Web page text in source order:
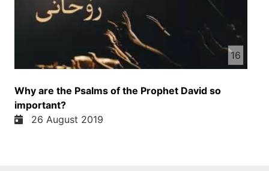
16
Why are the Psalms of the Prophet David so
important?
26 August 2019